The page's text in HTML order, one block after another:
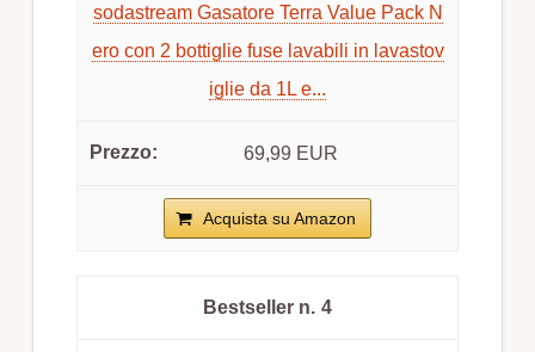
sodastream Gasatore Terra Value Pack N
ero con 2 bottiglie fuse lavabili in lavastov
iglie da 1L e...
69,99 EUR
Acquista su Amazon
4